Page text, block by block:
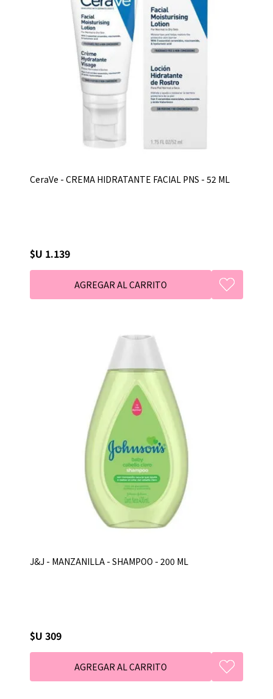
CeraVe - CREMA HIDRATANTE FACIAL PNS - 52 ML
$U 1.139
J&J - MANZANILLA - SHAMPOO - 200 ML
$U 309